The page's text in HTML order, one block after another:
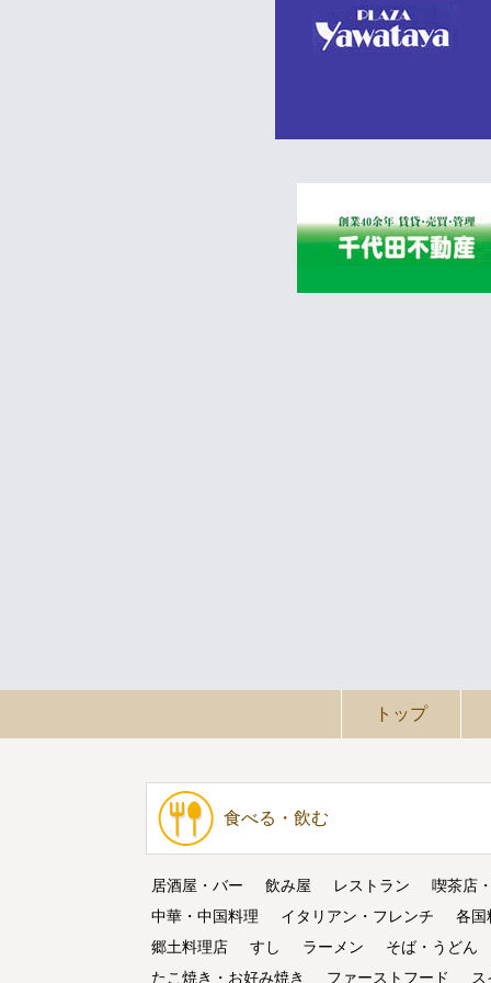
トップ
食べる・飲む
居酒屋・バー 飲み屋 レストラン
喫茶店
中華・中国料理
イタリアン・フレンチ
各国
郷土料理店
すし ラーメン
そば・うどん
たこ焼き・お好み焼き
ファーストフード ス